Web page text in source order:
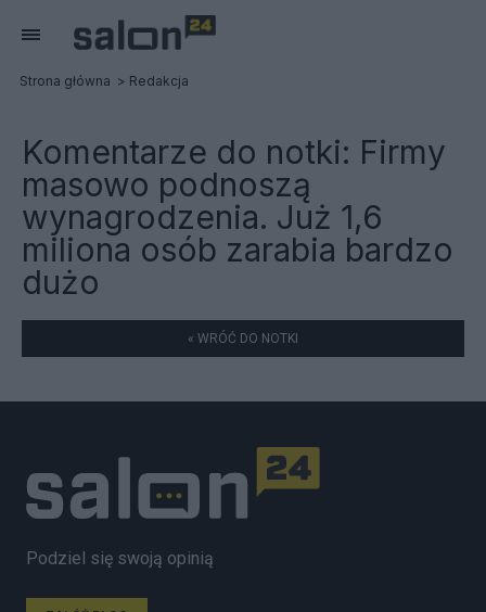
Strona główna Redakcja
Komentarze do notki: Firmy
masowo podnoszą
wynagrodzenia. Już 1,6
miliona osób zarabia bardzo
dużo
« WRÓĆ DO NOTKI
Podziel się swoją opinią